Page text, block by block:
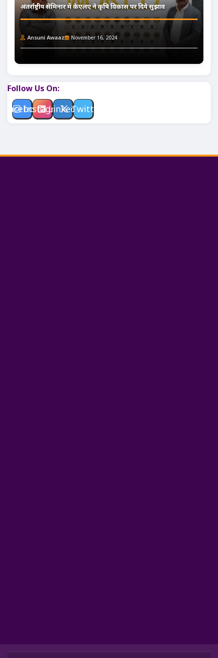
अंतर्राष्ट्रीय सेमिनार में केएलए ने कृषि विकास पर दिये सुझाव
Ansuni Awaaz November 16, 2024
Follow Us On:
Facebook
Instagram
LinkedinTwitter